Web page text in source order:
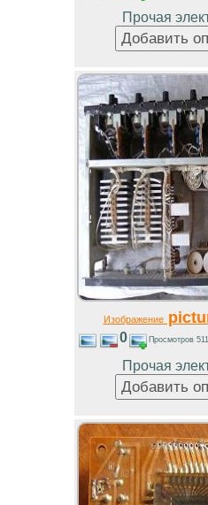
Прочая
Изображение
0 Просмотров
Прочая